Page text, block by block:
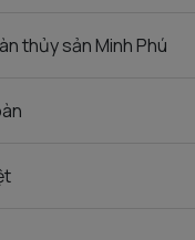
thủy sản Minh Phú